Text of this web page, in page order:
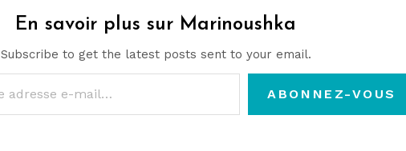
En savoir plus sur Marinoushka
Subscribe to get the latest posts sent to your email.
ABONNEZ-VOUS